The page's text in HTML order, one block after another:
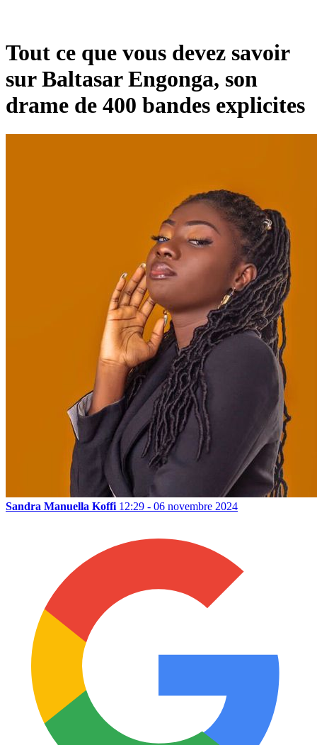
Tout ce que vous devez savoir
sur Baltasar Engonga, son
drame de 400 bandes explicites
Sandra Manuella Koffi 12:29 - 06 novembre 2024